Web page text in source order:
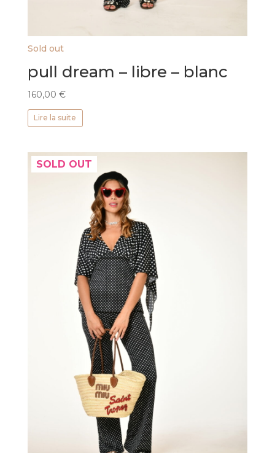
Sold out
pull dream – libre – blanc
160,00 €
Lire la suite
SOLD OUT